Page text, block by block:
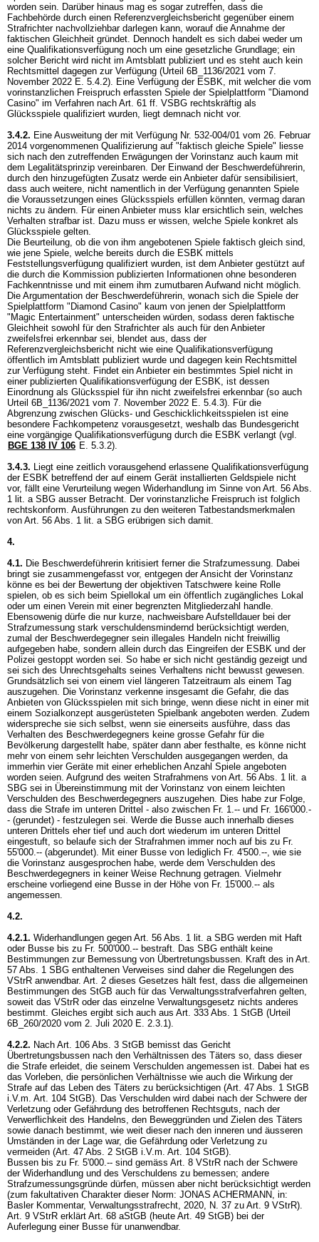
worden sein. Darüber hinaus mag es sogar zutreffen, dass die
Fachbehörde durch einen Referenzvergleichsbericht gegenüber einem
Strafrichter nachvollziehbar darlegen kann, worauf die Annahme der
faktischen Gleichheit gründet. Dennoch handelt es sich dabei weder um
eine Qualifikationsverfügung noch um eine gesetzliche Grundlage; ein
solcher Bericht wird nicht im Amtsblatt publiziert und es steht auch kein
Rechtsmittel dagegen zur Verfügung (Urteil 6B_1136/2021 vom 7.
November 2022 E. 5.4.2). Eine Verfügung der ESBK, mit welcher die vom
vorinstanzlichen Freispruch erfassten Spiele der Spielplattform "Diamond
Casino" im Verfahren nach Art. 61 ff. VSBG rechtskräftig als
Glücksspiele qualifiziert wurden, liegt demnach nicht vor.
3.4.2. Eine Ausweitung der mit Verfügung Nr. 532-004/01 vom 26. Februar
2014 vorgenommenen Qualifizierung auf "faktisch gleiche Spiele" liesse
sich nach den zutreffenden Erwägungen der Vorinstanz auch kaum mit
dem Legalitätsprinzip vereinbaren. Der Einwand der Beschwerdeführerin,
durch den hinzugefügten Zusatz werde ein Anbieter dafür sensibilisiert,
dass auch weitere, nicht namentlich in der Verfügung genannten Spiele
die Voraussetzungen eines Glücksspiels erfüllen könnten, vermag daran
nichts zu ändern. Für einen Anbieter muss klar ersichtlich sein, welches
Verhalten strafbar ist. Dazu muss er wissen, welche Spiele konkret als
Glücksspiele gelten.
Die Beurteilung, ob die von ihm angebotenen Spiele faktisch gleich sind,
wie jene Spiele, welche bereits durch die ESBK mittels
Feststellungsverfügung qualifiziert wurden, ist dem Anbieter gestützt auf
die durch die Kommission publizierten Informationen ohne besonderen
Fachkenntnisse und mit einem ihm zumutbaren Aufwand nicht möglich.
Die Argumentation der Beschwerdeführerin, wonach sich die Spiele der
Spielplattform "Diamond Casino" kaum von jenen der Spielplattform
"Magic Entertainment" unterscheiden würden, sodass deren faktische
Gleichheit sowohl für den Strafrichter als auch für den Anbieter
zweifelsfrei erkennbar sei, blendet aus, dass der
Referenzvergleichsbericht nicht wie eine Qualifikationsverfügung
öffentlich im Amtsblatt publiziert wurde und dagegen kein Rechtsmittel
zur Verfügung steht. Findet ein Anbieter ein bestimmtes Spiel nicht in
einer publizierten Qualifikationsverfügung der ESBK, ist dessen
Einordnung als Glücksspiel für ihn nicht zweifelsfrei erkennbar (so auch
Urteil 6B_1136/2021 vom 7. November 2022 E. 5.4.3). Für die
Abgrenzung zwischen Glücks- und Geschicklichkeitsspielen ist eine
besondere Fachkompetenz vorausgesetzt, weshalb das Bundesgericht
eine vorgängige Qualifikationsverfügung durch die ESBK verlangt (vgl.
BGE 138 IV 106 E. 5.3.2).
3.4.3. Liegt eine zeitlich vorausgehend erlassene Qualifikationsverfügung
der ESBK betreffend der auf einem Gerät installierten Geldspiele nicht
vor, fällt eine Verurteilung wegen Widerhandlung im Sinne von Art. 56 Abs.
1 lit. a SBG ausser Betracht. Der vorinstanzliche Freispruch ist folglich
rechtskonform. Ausführungen zu den weiteren Tatbestandsmerkmalen
von Art. 56 Abs. 1 lit. a SBG erübrigen sich damit.
4.
4.1. Die Beschwerdeführerin kritisiert ferner die Strafzumessung. Dabei
bringt sie zusammengefasst vor, entgegen der Ansicht der Vorinstanz
könne es bei der Bewertung der objektiven Tatschwere keine Rolle
spielen, ob es sich beim Spiellokal um ein öffentlich zugängliches Lokal
oder um einen Verein mit einer begrenzten Mitgliederzahl handle.
Ebensowenig dürfe die nur kurze, nachweisbare Aufstelldauer bei der
Strafzumessung stark verschuldensmindernd berücksichtigt werden,
zumal der Beschwerdegegner sein illegales Handeln nicht freiwillig
aufgegeben habe, sondern allein durch das Eingreifen der ESBK und der
Polizei gestoppt worden sei. So habe er sich nicht geständig gezeigt und
sei sich des Unrechtsgehalts seines Verhaltens nicht bewusst gewesen.
Grundsätzlich sei von einem viel längeren Tatzeitraum als einem Tag
auszugehen. Die Vorinstanz verkenne insgesamt die Gefahr, die das
Anbieten von Glücksspielen mit sich bringe, wenn diese nicht in einer mit
einem Sozialkonzept ausgerüsteten Spielbank angeboten werden. Zudem
widerspreche sie sich selbst, wenn sie einerseits ausführe, dass das
Verhalten des Beschwerdegegners keine grosse Gefahr für die
Bevölkerung dargestellt habe, später dann aber festhalte, es könne nicht
mehr von einem sehr leichten Verschulden ausgegangen werden, da
immerhin vier Geräte mit einer erheblichen Anzahl Spiele angeboten
worden seien. Aufgrund des weiten Strafrahmens von Art. 56 Abs. 1 lit. a
SBG sei in Übereinstimmung mit der Vorinstanz von einem leichten
Verschulden des Beschwerdegegners auszugehen. Dies habe zur Folge,
dass die Strafe im unteren Drittel - also zwischen Fr. 1.-- und Fr. 166'000.-
- (gerundet) - festzulegen sei. Werde die Busse auch innerhalb dieses
unteren Drittels eher tief und auch dort wiederum im unteren Drittel
eingestuft, so belaufe sich der Strafrahmen immer noch auf bis zu Fr.
55'000.-- (abgerundet). Mit einer Busse von lediglich Fr. 4'500.--, wie sie
die Vorinstanz ausgesprochen habe, werde dem Verschulden des
Beschwerdegegners in keiner Weise Rechnung getragen. Vielmehr
erscheine vorliegend eine Busse in der Höhe von Fr. 15'000.-- als
angemessen.
4.2.
4.2.1. Widerhandlungen gegen Art. 56 Abs. 1 lit. a SBG werden mit Haft
oder Busse bis zu Fr. 500'000.-- bestraft. Das SBG enthält keine
Bestimmungen zur Bemessung von Übertretungsbussen. Kraft des in Art.
57 Abs. 1 SBG enthaltenen Verweises sind daher die Regelungen des
VStrR anwendbar. Art. 2 dieses Gesetzes hält fest, dass die allgemeinen
Bestimmungen des StGB auch für das Verwaltungsstrafverfahren gelten,
soweit das VStrR oder das einzelne Verwaltungsgesetz nichts anderes
bestimmt. Gleiches ergibt sich auch aus Art. 333 Abs. 1 StGB (Urteil
6B_260/2020 vom 2. Juli 2020 E. 2.3.1).
4.2.2. Nach Art. 106 Abs. 3 StGB bemisst das Gericht
Übertretungsbussen nach den Verhältnissen des Täters so, dass dieser
die Strafe erleidet, die seinem Verschulden angemessen ist. Dabei hat es
das Vorleben, die persönlichen Verhältnisse wie auch die Wirkung der
Strafe auf das Leben des Täters zu berücksichtigen (Art. 47 Abs. 1 StGB
i.V.m. Art. 104 StGB). Das Verschulden wird dabei nach der Schwere der
Verletzung oder Gefährdung des betroffenen Rechtsguts, nach der
Verwerflichkeit des Handelns, den Beweggründen und Zielen des Täters
sowie danach bestimmt, wie weit dieser nach den inneren und äusseren
Umständen in der Lage war, die Gefährdung oder Verletzung zu
vermeiden (Art. 47 Abs. 2 StGB i.V.m. Art. 104 StGB).
Bussen bis zu Fr. 5'000.-- sind gemäss Art. 8 VStrR nach der Schwere
der Widerhandlung und des Verschuldens zu bemessen; andere
Strafzumessungsgründe dürfen, müssen aber nicht berücksichtigt werden
(zum fakultativen Charakter dieser Norm: JONAS ACHERMANN, in:
Basler Kommentar, Verwaltungsstrafrecht, 2020, N. 37 zu Art. 9 VStrR).
Art. 9 VStrR erklärt Art. 68 aStGB (heute Art. 49 StGB) bei der
Auferlegung einer Busse für unanwendbar.